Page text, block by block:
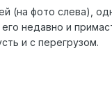
фото слева),
недавно и
и с перегрузом.